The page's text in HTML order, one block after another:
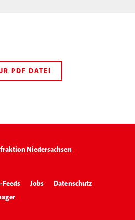
PDF DATEI
Niedersachsen
Feeds Jobs
Datenschutz